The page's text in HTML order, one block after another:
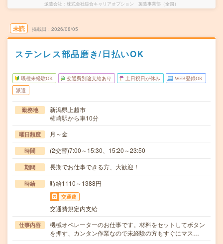
派遣会社 株式会社綜合キャリアオプション 製造事業部（全国）
未読 掲載日 2026/08/05
ステンレス部品磨き/日払いOK
職種未経験OK 交通費別途支給あり 土日祝日が休み WEB登録OK
派遣
勤務地
新潟県上越市
柿崎駅から車10分
曜日頻度 月～金
時間 (2交替)7:00～15:30、15:20～23:50
期間 長期でお仕事できる方、大歓迎！
時給 時給1110～1388円
交通費
交通費規定内支給
仕事内容
機械オペレーターのお仕事です。材料をセットしてボタン
を押す、カンタン作業なので未経験の方もすぐにマス…